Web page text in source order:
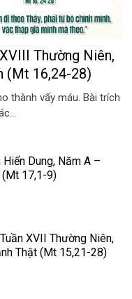
Thường Niên,
(Mt 16,24-28)
thành vấy máu. Bài trích
Dung, Năm A –
17,1-9)
XVII Thường Niên,
Thật (Mt 15,21-28)